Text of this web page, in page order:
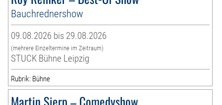
Bauchrednershow
09.08.2026 bis 29.08.2026
(mehrere Einzeltermine im Zeitraum)
STUCK Bühne Leipzig
Rubrik: Bühne